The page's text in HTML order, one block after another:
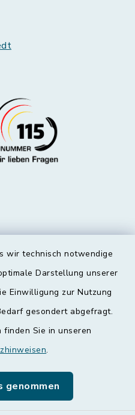
wir technisch notwendige
Darstellung unserer
Einwilligung zur Nutzung
gesondert abgefragt.
Sie in unseren
.
genommen